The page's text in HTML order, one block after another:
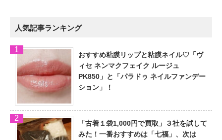
人気記事ランキング
おすすめ粘膜リップと粘膜ネイル♡「ヴ
ィセ ネンマクフェイク ルージュ
PK850」と「パラドゥ ネイルファンデー
ション」！
「古着１袋1,000円で買取」３社を試して
みた！一番おすすめは「七福」、次は